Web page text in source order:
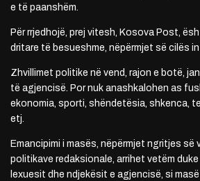
e të paanshëm.
Për rrjedhojë, prej vitesh, Kosova Post,
dritare të besueshme, nëpërmjet së cilës
Zhvillimet politike në vend, rajon e botë,
të agjencisë. Por nuk anashkalohen as
ekonomia, sporti, shëndetësia, shkenca,
etj.
Emancipimi i masës, nëpërmjet ngritjes së
politikave redaksionale, arrihet vetëm
lexuesit dhe ndjekësit e agjencisë, si